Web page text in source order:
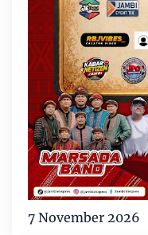
7 November 2026